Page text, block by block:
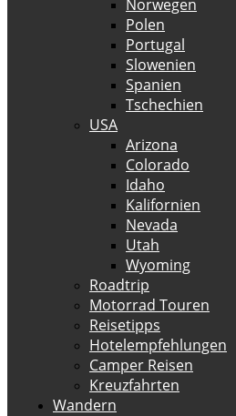
Norwegen
Polen
Portugal
Slowenien
Spanien
Tschechien
USA
Arizona
Colorado
Idaho
Kalifornien
Nevada
Utah
Wyoming
Roadtrip
Motorrad Touren
Reisetipps
Hotelempfehlungen
Camper Reisen
Kreuzfahrten
Wandern